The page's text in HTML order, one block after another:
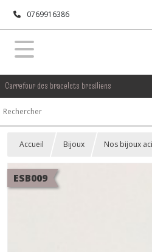
0769916386
Carrefour des bracelets bresiliens
Accueil Bijoux Nos bijoux
ESB009